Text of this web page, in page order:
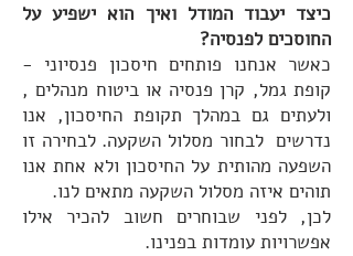
כיצד יעבוד המודל ואיך הוא ישפיע על
החוסכים לפנסיה?
כאשר אנחנו פותחים חיסכון פנסיוני -
קופת גמל, קרן פנסיה או ביטוח מנהלים ,
ולעתים גם במהלך תקופת החיסכון, אנו
נדרשים לבחור מסלול השקעה. לבחירה זו
השפעה מהותית על החיסכון ולא אחת אנו
תוהים איזה מסלול השקעה מתאים לנו.
לכן, לפני שבוחרים חשוב להכיר אילו
אפשרויות עומדות בפנינו.